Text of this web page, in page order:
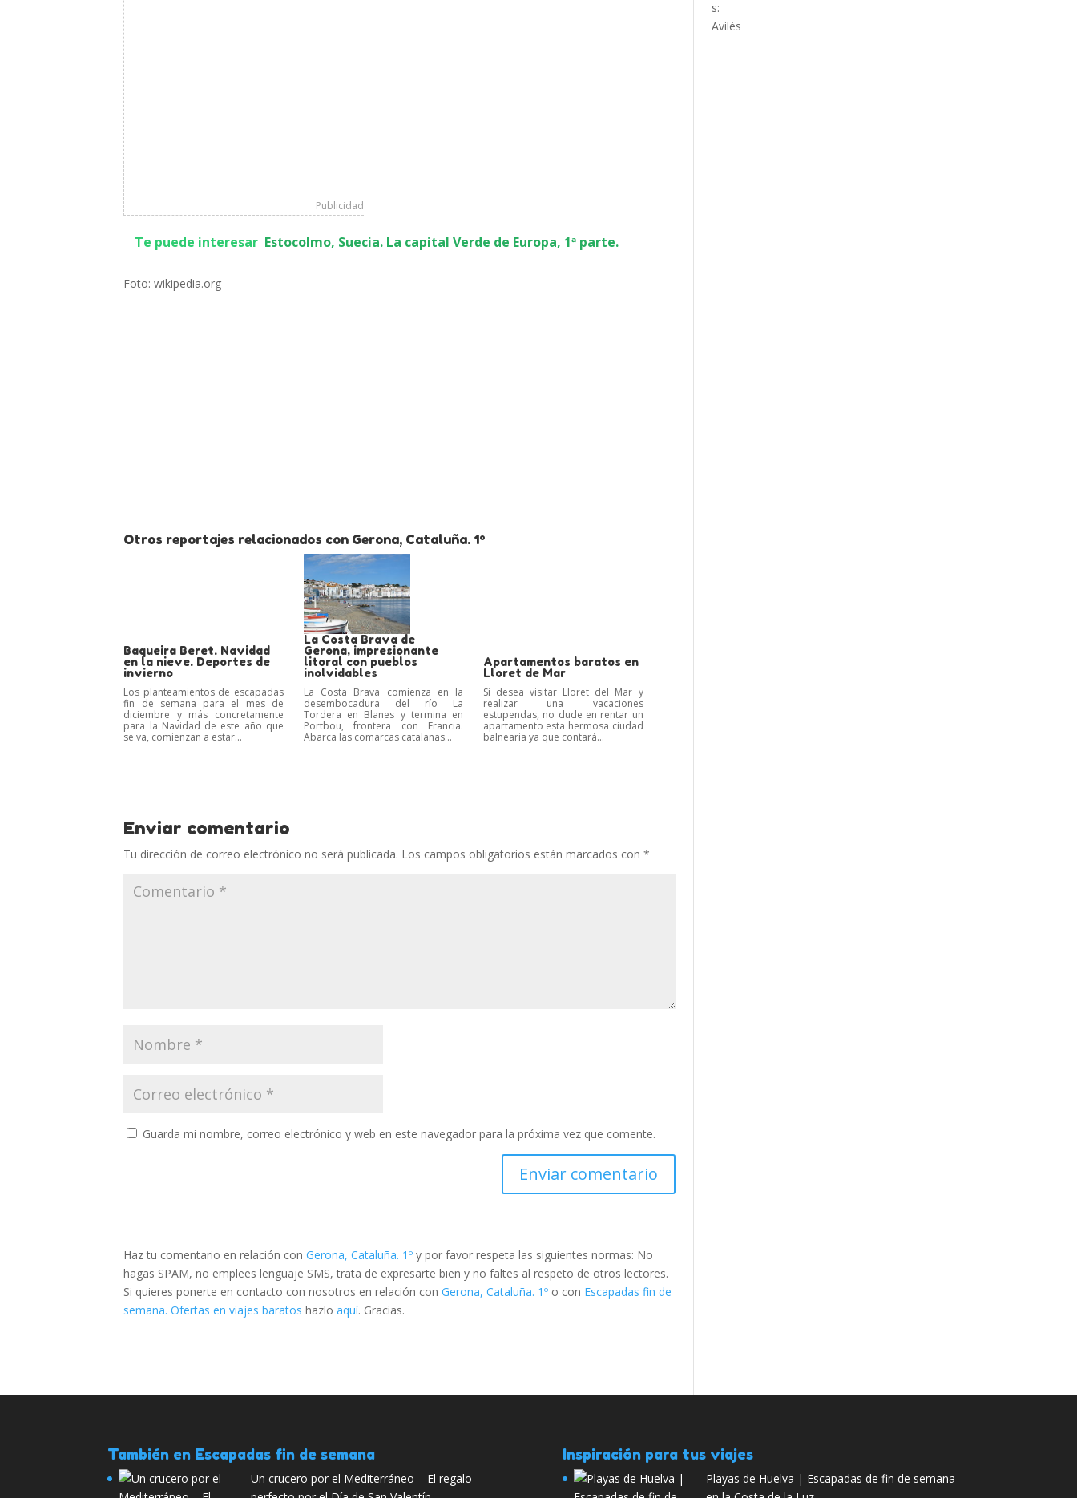
Publicidad
Te puede interesar Estocolmo, Suecia. La capital Verde de Europa, 1ª parte.
Foto: wikipedia.org
Otros reportajes relacionados con Gerona, Cataluña. 1º
Baqueira Beret. Navidad
en la nieve. Deportes de
invierno
Los planteamientos de escapadas
fin de semana para el mes de
diciembre y más concretamente
para la Navidad de este año que
se va, comienzan a estar...
La Costa Brava de
Gerona, impresionante
litoral con pueblos
inolvidables
La Costa Brava comienza en la
desembocadura del río La
Tordera en Blanes y termina en
Portbou, frontera con Francia.
Abarca las comarcas catalanas...
Apartamentos baratos en
Lloret de Mar
Si desea visitar Lloret del Mar y
realizar una vacaciones
estupendas, no dude en rentar un
apartamento esta hermosa ciudad
balnearia ya que contará...
Enviar comentario
Tu dirección de correo electrónico no será publicada. Los campos obligatorios están marcados con*
Guarda mi nombre, correo electrónico y web en este navegador para la próxima vez que comente.
Haz tu comentario en relación conGerona, Cataluña. 1º y por favor respeta las siguientes normas: No
hagas SPAM, no emplees lenguaje SMS, trata de expresarte bien y no faltes al respeto de otros lectores.
Si quieres ponerte en contacto con nosotros en relación conGerona, Cataluña. 1º o con Escapadas fin de
semana. Ofertas en viajes baratos hazloaquí. Gracias.
También en Escapadas fin de semana
Un crucero por el Mediterráneo – El regalo
Inspiración para tus viajes
Playas de Huelva | Escapadas de fin de semana